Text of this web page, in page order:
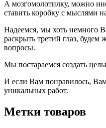
А мозгомолотилку, можно
ставить коробку с мыслями
Надеемся, мы хоть немного
раскрыть третий глаз,
вопросы.
Мы постараемся создать
И если Вам понравилось,
уникальных работ.
Метки товаров